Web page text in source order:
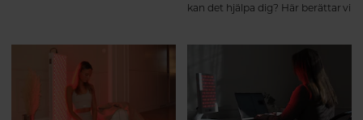
smärttröskeln och göra det ännu
svårare att häva smärtan. Nya
rön tyder på att ljusterapi kan
vara ett biverkningsfritt alternativ
eller komplement till andra
kan det hjälpa dig? Här berättar vi